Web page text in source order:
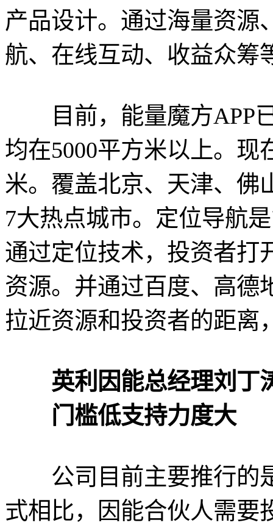
产品设计。通过海量资源
航、在线互动、收益众筹
目前，能量魔方APP已
均在5000平方米以上。现
米。覆盖北京、天津、佛
7大热点城市。定位导航
通过定位技术，投资者打
资源。并通过百度、高德
拉近资源和投资者的距离
英利因能总经理刘丁
门槛低支持力度大
公司目前主要推行的是
式相比，因能合伙人需要